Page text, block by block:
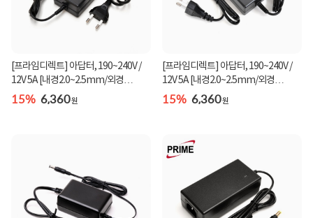
본 제품은 기본적으로 윈도우 운영체제에 사용이 최적화 되어 있으며 윈도우비스타 이
전버젼,리눅스,MAC 의 사용 유무는 제조사 확인 후 구매하시기 바랍니다.
[프라임디렉트] 아답터, 190~240V /
12V 5A [내경2.0~2.5mm/외경
5.5mm] 전원 케이블 ...
15% 6,360원
[프라임디렉트] 아답터, 190~240V /
12V 5A [내경2.0~2.5mm/외경
5.0~5.5mm/옐로우팁] ...
15% 6,360원